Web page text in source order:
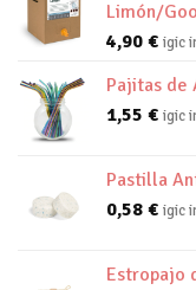
Limón/
4,90 € igic
Pajitas de
1,55 € igic
Pastilla
0,58 € igic
Estropajo